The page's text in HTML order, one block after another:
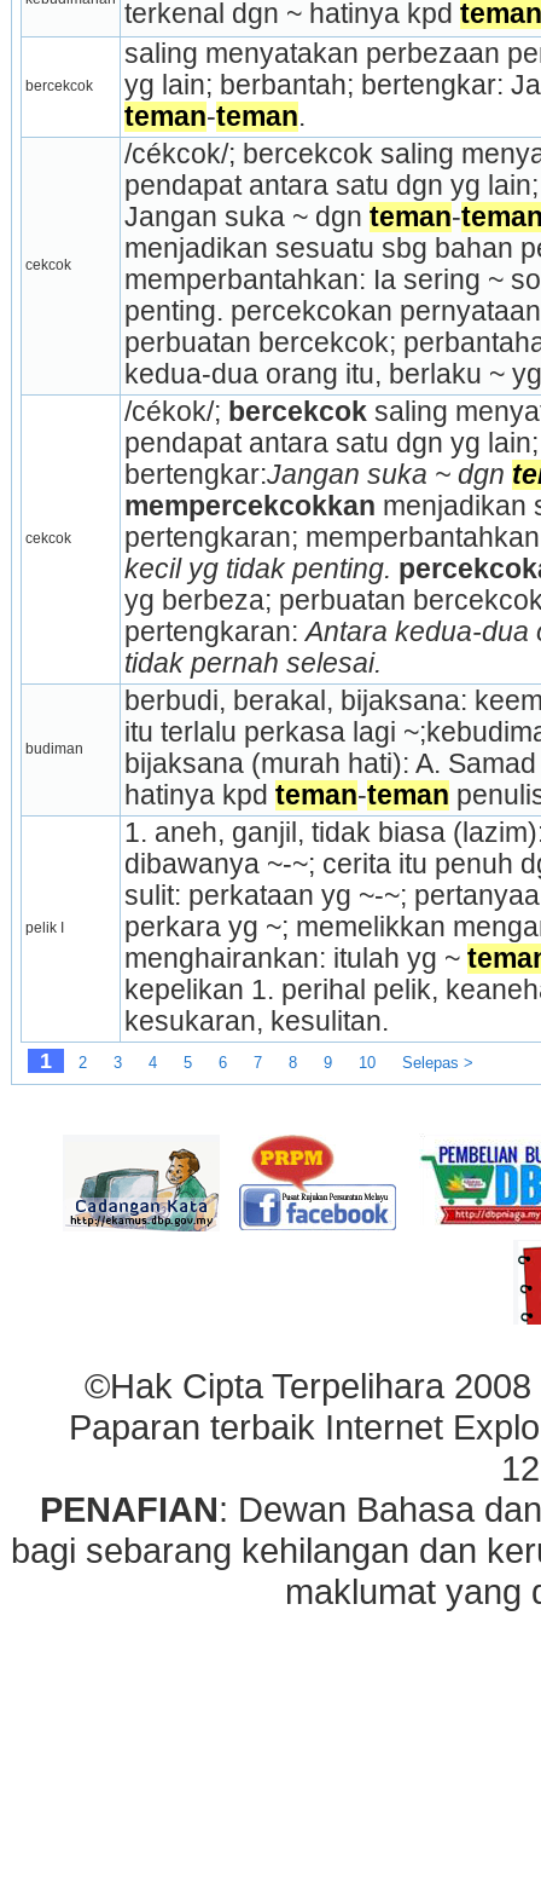
terkenal dgn ~ hatinya kpd teman
bercekcok
saling menyatakan perbezaan
teman-teman.
cekcok
/cékcok/; bercekcok saling
pendapat antara satu dgn yg
Jangan suka ~ dgn teman-
menjadikan sesuatu sbg bahan
memperbantahkan: Ia sering ~
penting. percekcokan
perbuatan ber­cekcok;
kedua-dua orang itu, berlaku ~
cekcok
/cékok/; bercekcok saling
pendapat antara satu dgn yg
bertengkar:Jangan suka ~ dgn
mempercekcokkan menjadikan
pertengkaran;
kecil yg tidak penting.
yg berbeza; perbuatan
pertengkaran: Antara kedua-dua
tidak pernah selesai.
budiman
berbudi, berakal, bijaksana:
itu terlalu perkasa lagi
bijaksana (murah hati): A.
hatinya kpd teman-teman
pelik I
1. aneh, ganjil, tidak biasa
dibawanya ~-~; cerita itu penuh
sulit: perkataan yg ~-~;
perkara yg ~; memelikkan
menghairankan: itulah yg ~
kepelikan 1. perihal pelik,
kesukaran, kesulitan.
1 2 3 4 5 6 7 8 9 10 Selepas >
©Hak Cipta Terpelihara
Paparan terbaik Internet
PENAFIAN: Dewan Bahasa
bagi sebarang kehilangan dan
maklumat yang